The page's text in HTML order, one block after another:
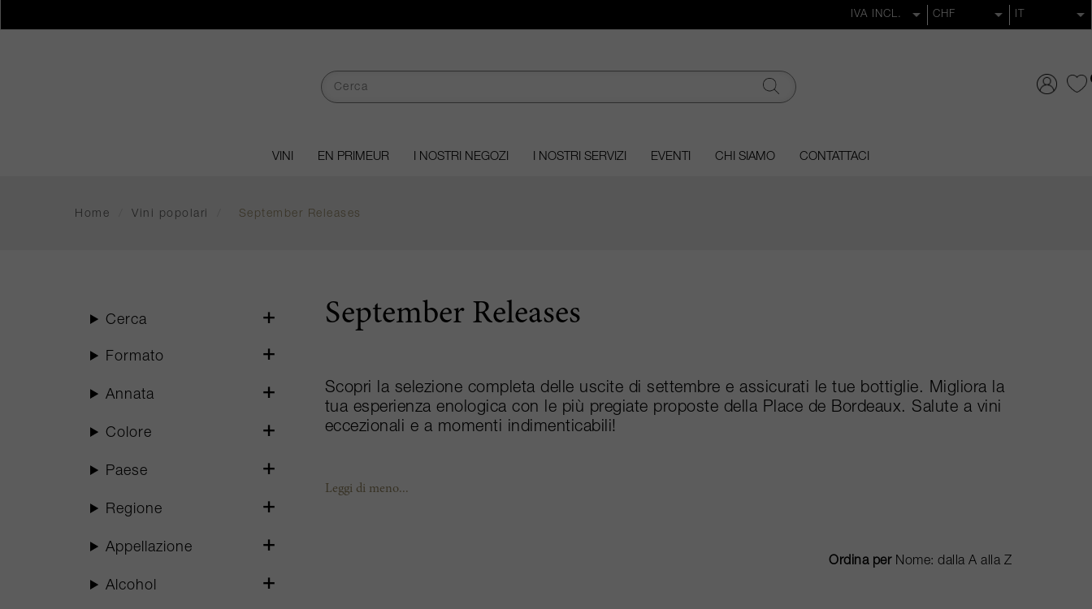
VINI EN PRIMEUR I NOSTRI NEGOZI I NOSTRI SERVIZI EVENTI CHI SIAMO CONTATTACI
Home Vini popolari September Releases
September Releases
Scopri la selezione completa delle uscite di settembre e assicurati le tue bottiglie. Migliora la
tua esperienza enologica con le più pregiate proposte della Place de Bordeaux. Salute a vini
eccezionali e a momenti indimenticabili!
Leggi di meno...
Ordina per
Cerca
Formato
Annata
Colore
Paese
Regione
Appellazione
Alcohol